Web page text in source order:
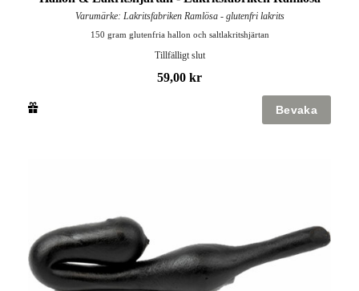
Varumärke: Lakritsfabriken Ramlösa - glutenfri lakrits
150 gram glutenfria hallon och saltlakritshjärtan
Tillfälligt slut
59,00 kr